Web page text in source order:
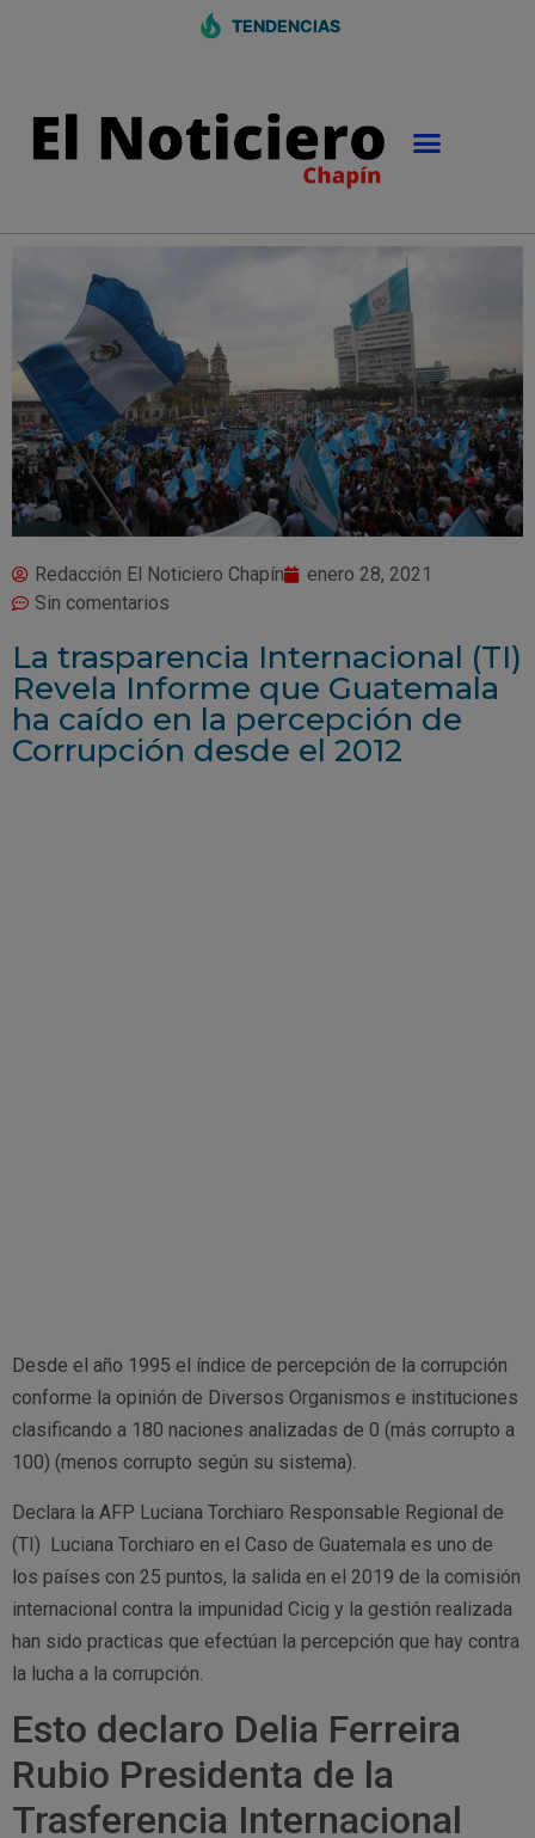
TENDENCIAS
Redacción El Noticiero Chapín
enero 28, 2021
Sin comentarios
La trasparencia Internacional (TI)
Revela Informe que Guatemala
ha caído en la percepción de
Corrupción desde el 2012
Desde el año 1995 el índice de percepción de la corrupción
conforme la opinión de Diversos Organismos e instituciones
clasificando a 180 naciones analizadas de 0 (más corrupto a
100) (menos corrupto según su sistema).
Declara la AFP Luciana Torchiaro Responsable Regional de
(TI) Luciana Torchiaro en el Caso de Guatemala es uno de
los países con 25 puntos, la salida en el 2019 de la comisión
internacional contra la impunidad Cicig y la gestión realizada
han sido practicas que efectúan la percepción que hay contra
la lucha a la corrupción.
Esto declaro Delia Ferreira
Rubio Presidenta de la
Trasferencia Internacional